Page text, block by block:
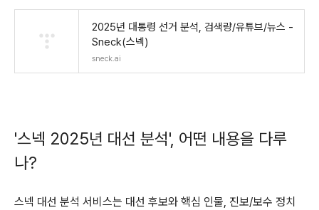
2025년 대통령 선거 분석, 검색량/유튜브/뉴스 -
Sneck(스넥)
sneck.ai
'스넥 2025년 대선 분석', 어떤 내용을 다루
나?
스넥 대선 분석 서비스는 대선 후보와 핵심 인물, 진보/보수 정치